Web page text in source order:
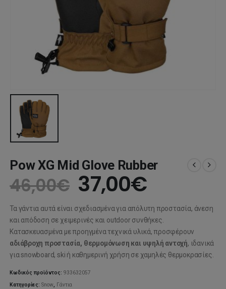
Pow XG Mid Glove Rubber
46,00€ Original
price
was:
46,00€.
37,00€Η
τιμή
είναι:
37,00€.
Τα γάντια αυτά είναι σχεδιασμένα για απόλυτη προστασία, άνεση
και απόδοση σε χειμερινές και outdoor συνθήκες.
Κατασκευασμένα με προηγμένα τεχνικά υλικά, προσφέρουν
αδιάβροχη προστασία, θερμομόνωση και υψηλή αντοχή, ιδανικά
για snowboard, ski ή καθημερινή χρήση σε χαμηλές θερμοκρασίες.
Κωδικός προϊόντος:933632057
Κατηγορίες:Snow, Γάντια